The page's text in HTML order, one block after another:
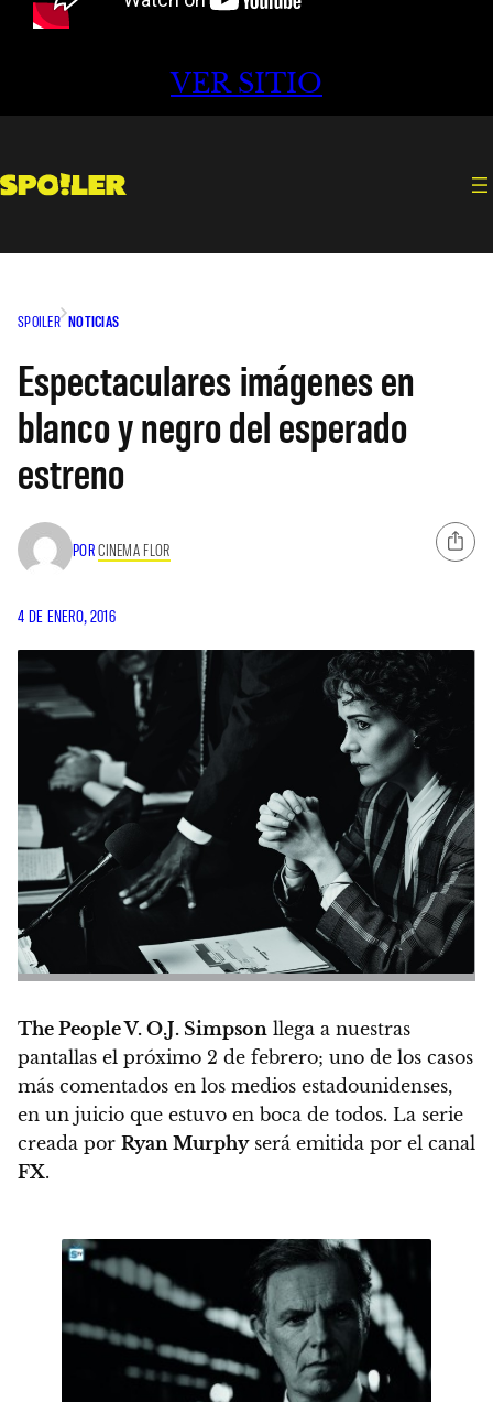
VER SITIO
SPOILER NOTICIAS
Espectaculares imágenes en
blanco y negro del esperado
estreno
PORCINEMA FLOR
4 DE ENERO, 2016
The People V. O.J. Simpson llega a nuestras
pantallas el próximo 2 de febrero; uno de los casos
más comentados en los medios estadounidenses,
en un juicio que estuvo en boca de todos. La serie
creada por Ryan Murphyserá emitida por el canal
FX.